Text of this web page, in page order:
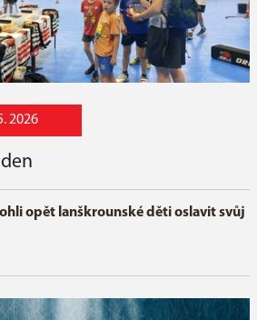
2026
opět lanškrounské děti oslavit svůj